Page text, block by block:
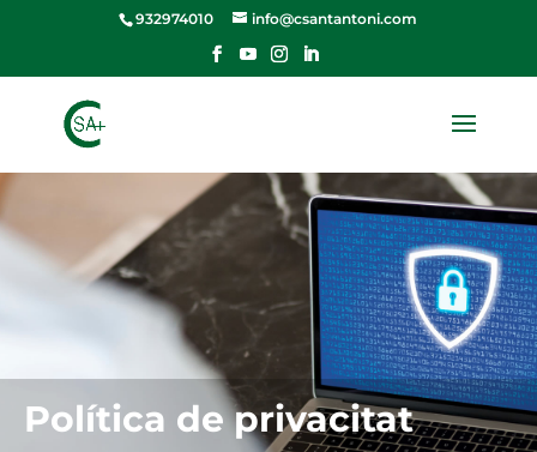
932974010 info@csantantoni.com
Política de privacitat